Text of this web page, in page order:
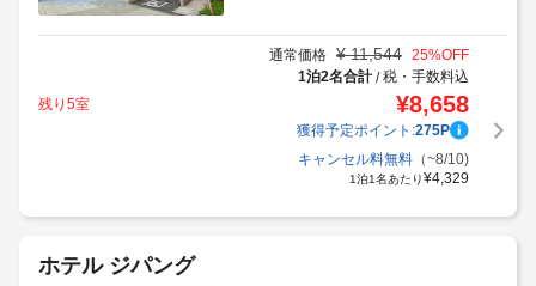
通常価格 ¥ 11,544 25%OFF
1泊2名合計/税・手数料込
残り5室
¥8,658
獲得予定ポイント:275P
キャンセル料無料（~8/10)
1泊1名あたり¥4,329
ホテル ジパング